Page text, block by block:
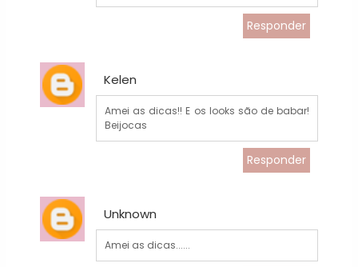
Responder
Kelen
Amei as dicas!! E os looks são de babar!
Beijocas
Responder
Unknown
Amei as dicas......